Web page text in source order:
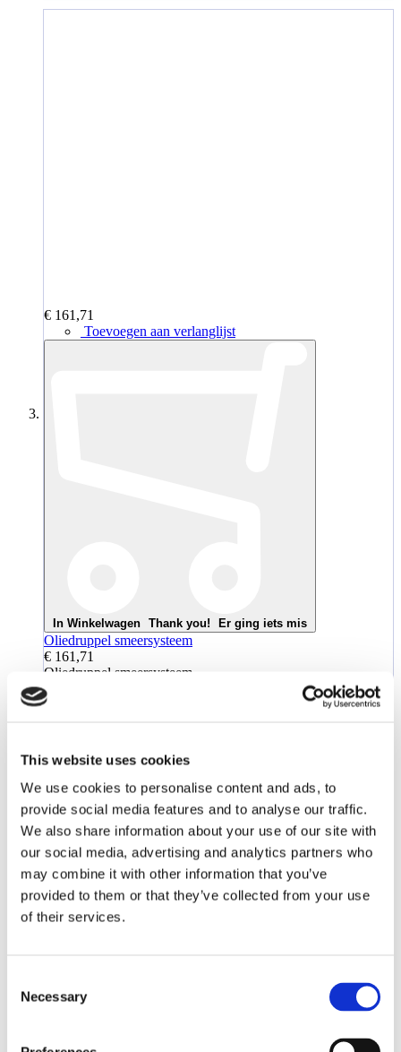
This website uses cookies
We use cookies to personalise content and ads, to
provide social media features and to analyse our traffic.
We also share information about your use of our site with
our social media, advertising and analytics partners who
may combine it with other information that you’ve
provided to them or that they’ve collected from your use
of their services.
Selection
Necessary
€ 161,71
Toevoegen aan verlanglijst
In Winkelwagen Thank you! Er ging iets mis
Oliedruppel smeersysteem
€ 161,71
Oliedruppel smeersysteem